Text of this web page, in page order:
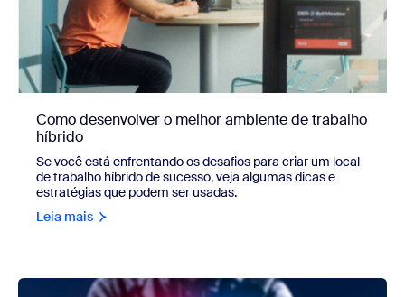
Como desenvolver o melhor ambiente de trabalho
híbrido
Se você está enfrentando os desafios para criar um local
de trabalho híbrido de sucesso, veja algumas dicas e
estratégias que podem ser usadas.
Leia mais